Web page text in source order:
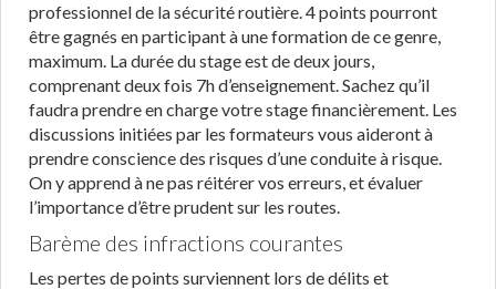
professionnel de la sécurité routière. 4 points pourront
être gagnés en participant à une formation de ce genre,
maximum. La durée du stage est de deux jours,
comprenant deux fois 7h d’enseignement. Sachez qu’il
faudra prendre en charge votre stage financièrement. Les
discussions initiées par les formateurs vous aideront à
prendre conscience des risques d’une conduite à risque.
On y apprend à ne pas réitérer vos erreurs, et évaluer
l’importance d’être prudent sur les routes.
Barème des infractions courantes
Les pertes de points surviennent lors de délits et